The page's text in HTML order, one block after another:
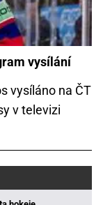
vysílání
vysíláno na ČT
v televizi